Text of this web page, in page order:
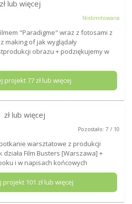
zł lub więcej
Nielimitowana
"Paradigme" wraz z fotosami z
making of jak wyglądały
obrazu + podziękujemy w
projekt77 zł lub więcej
zł lub więcej
Pozostało: 7 / 10
warsztatowe z produkcji
działa Film Busters [Warszawa] +
i w napisach końcowych
projekt 101 zł lub więcej